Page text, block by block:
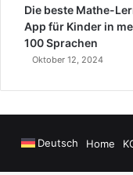
Die beste Mathe-
App für Kinder in
100 Sprachen
Oktober 12, 2024
Deutsch Home